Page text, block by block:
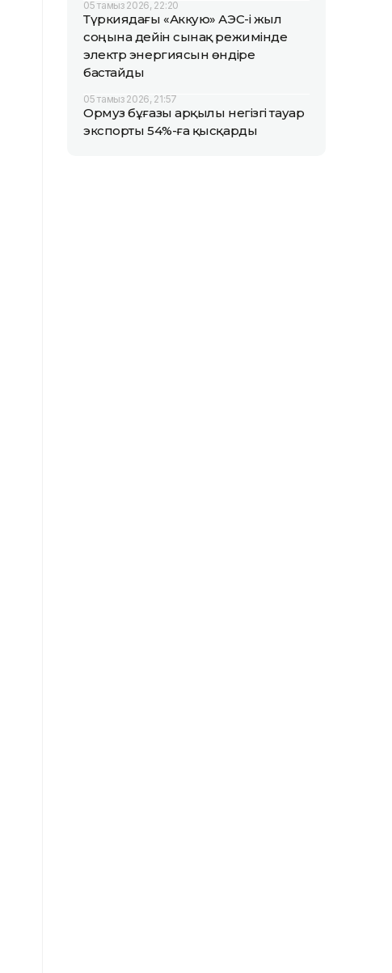
05 тамыз 2026, 22:20
Түркиядағы «Аккую» АЭС-і жыл
соңына дейін сынақ режимінде
электр энергиясын өндіре
бастайды
05 тамыз 2026, 21:57
Ормуз бұғазы арқылы негізгі тауар
экспорты 54%-ға қысқарды